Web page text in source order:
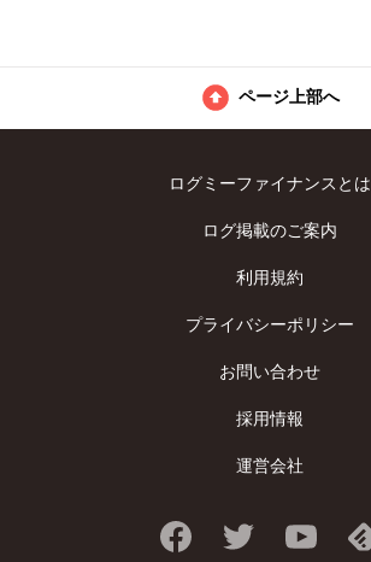
ページ上部へ
ログミーファイナンスとは
ログ掲載のご案内
利用規約
プライバシーポリシー
お問い合わせ
採用情報
運営会社